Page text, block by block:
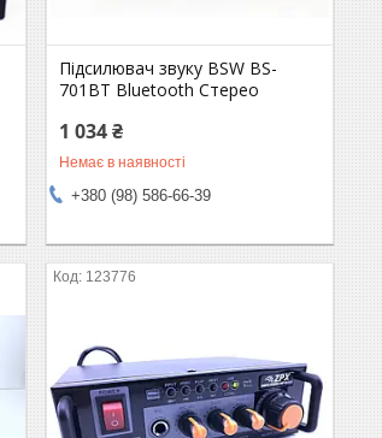
Підсилювач звуку BSW BS-
701BT Bluetooth Стерео
1 034 ₴
Немає в наявності
+380 (98) 586-66-39
123776